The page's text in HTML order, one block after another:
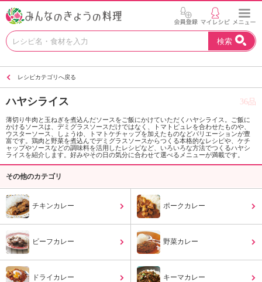
お
い
を
見
つ
け
よ
。
K
エ
ケ
検索
レシピカテゴリへ戻る
ハヤシライス 36品
薄切り牛肉と玉ねぎを煮込んだソースをご飯にかけていただくハヤシライス。ご飯に
かけるソースは、デミグラスソースだけではなく、トマトピュレを合わせたものや、
ウスターソース、しょうゆ、トマトケチャップを加えたものなどバリエーションが豊
富です。鶏肉と野菜を煮込んでデミグラスソースからつくる本格的なレシピや、ケチ
ャップやソースなどの調味料を活用したレシピなど、いろいろな方法でつくるハヤシ
ライスを紹介します。好みやその日の気分に合わせて選べるメニューが満載です。
その他のカテゴリ
チキンカレー ポークカレー
ビーフカレー 野菜カレー
ドライカレー キーマカレー